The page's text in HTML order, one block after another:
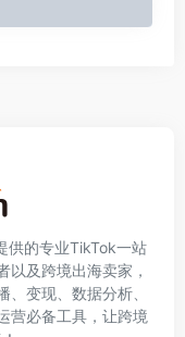
供的专业TikTok一站
以及跨境出海卖家，
变现、数据分析、
营必备工具，让跨境